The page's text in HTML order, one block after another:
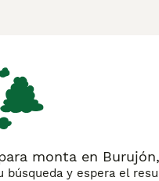
grandes y expresivos, y
hogares con niños.
rizado, evitando daños
feliz. Palabras
monta en
búsqueda y espera el